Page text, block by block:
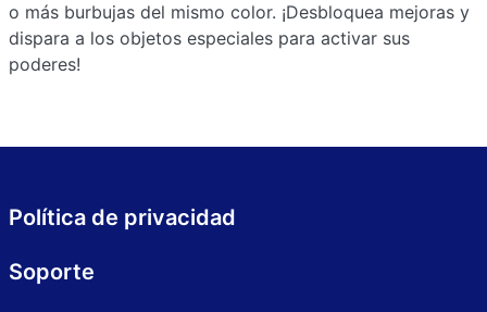
o más burbujas del mismo color. ¡Desbloquea mejoras y
dispara a los objetos especiales para activar sus
poderes!
Política de privacidad
Soporte